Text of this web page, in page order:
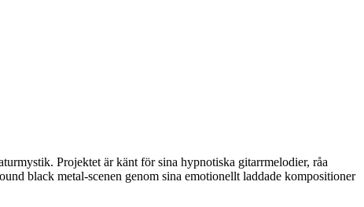
Projektet är känt för sina hypnotiska gitarrmelodier, råa
black metal-scenen genom sina emotionellt laddade kompositioner